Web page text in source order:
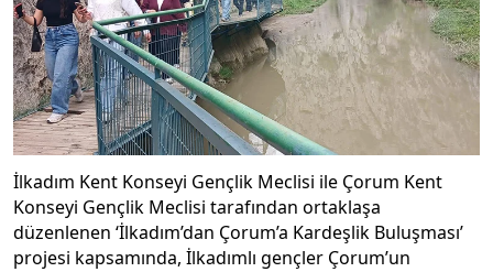
İlkadım Kent Konseyi Gençlik Meclisi ile Çorum Kent
Konseyi Gençlik Meclisi tarafından ortaklaşa
düzenlenen ‘İlkadım’dan Çorum’a Kardeşlik Buluşması’
projesi kapsamında, İlkadımlı gençler Çorum’un